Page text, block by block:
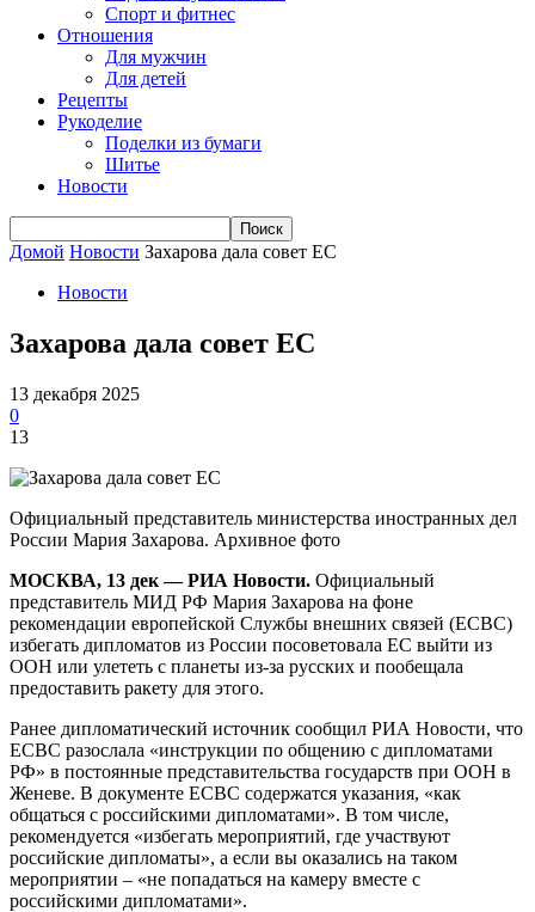
Спорт и фитнес
Отношения
Для мужчин
Для детей
Рецепты
Рукоделие
Поделки из бумаги
Шитье
Новости
Домой Новости Захарова дала совет ЕС
Новости
Захарова дала совет ЕС
13 декабря 2025
0
13
Официальный представитель министерства иностранных дел
России Мария Захарова. Архивное фото
МОСКВА, 13 дек — РИА Новости. Официальный
представитель МИД РФ Мария Захарова на фоне
рекомендации европейской Службы внешних связей (ЕСВС)
избегать дипломатов из России посоветовала ЕС выйти из
ООН или улететь с планеты из-за русских и пообещала
предоставить ракету для этого.
Ранее дипломатический источник сообщил РИА Новости, что
ЕСВС разослала «инструкции по общению с дипломатами
РФ» в постоянные представительства государств при ООН в
Женеве. В документе ЕСВС содержатся указания, «как
общаться с российскими дипломатами». В том числе,
рекомендуется «избегать мероприятий, где участвуют
российские дипломаты», а если вы оказались на таком
мероприятии – «не попадаться на камеру вместе с
российскими дипломатами».